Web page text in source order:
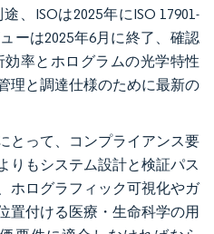
、ISOは2025年にISO 17901-
ーは2025年6月に終了、確認
効率とホログラムの光学特性
理と調達仕様のために最新の
とって、コンプライアンス要
りもシステム設計と検証パス
ホログラフィック可視化やガ
置付ける医療・生命科学の用